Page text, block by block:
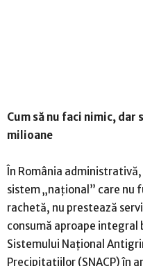
Cum să nu faci nimic, dar
milioane
În România
sistem „național” care nu
rachetă, nu prestează
consumă aproape
Sistemului Național
Precipitațiilor (SNACP) în